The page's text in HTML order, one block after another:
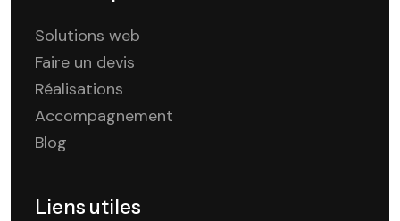
Solutions web
Faire un devis
Réalisations
Accompagnement
Blog
Liens utiles